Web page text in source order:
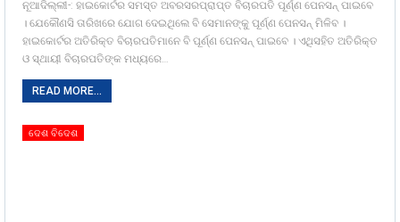
ନୂଆଦିଲ୍ଲୀ-: ହାଇକୋର୍ଟର ସମସ୍ତ ଅବରସରପ୍ରାପ୍ତ ବିଚାରପତି ପୂର୍ଣ୍ଣ ପେନସନ୍ ପାଇବେ
। ଯେକୌଣସି ତାରିଖରେ ଯୋଗ ଦେଇଥିଲେ ବି ସେମାନଙ୍କୁ ପୂର୍ଣ୍ଣ ପେନସନ୍ ମିଳିବ ।
ହାଇକୋର୍ଟର ଅତିରିକ୍ତ ବିଚାରପତିମାନେ ବି ପୂର୍ଣ୍ଣ ପେନସନ୍ ପାଇବେ । ଏଥିସହିତ ଅତିରିକ୍ତ
ଓ ସ୍ଥାୟୀ ବିଚାରପତିଙ୍କ ମଧ୍ୟରେ…
READ MORE...
ଦେଶ ବିଦେଶ